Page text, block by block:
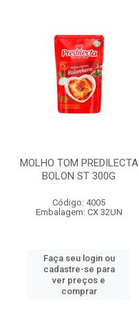
MOLHO TOM PREDILECTA
BOLON ST 300G
Código: 4005
Embalagem: CX 32UN
Faça seu login ou
cadastre-se para
ver preços e
comprar